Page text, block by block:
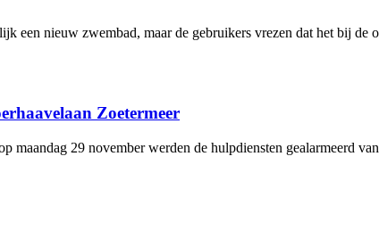
een nieuw zwembad, maar de gebruikers vrezen dat het bij de
Zoetermeer
maandag 29 november werden de hulpdiensten gealarmeerd